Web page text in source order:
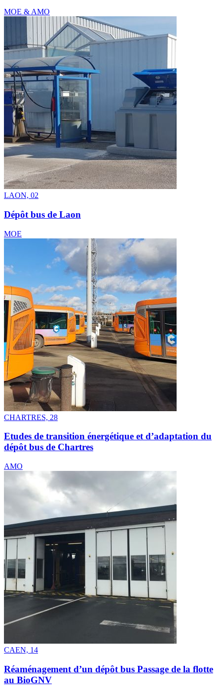
MOE & AMO
LAON, 02
Dépôt bus de Laon
MOE
CHARTRES, 28
Etudes de transition énergétique et d’adaptation du
dépôt bus de Chartres
AMO
CAEN, 14
Réaménagement d’un dépôt bus Passage de la flotte
au BioGNV